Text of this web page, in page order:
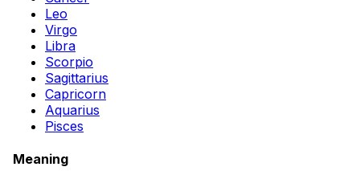
Leo
Virgo
Libra
Scorpio
Sagittarius
Capricorn
Aquarius
Pisces
Meaning